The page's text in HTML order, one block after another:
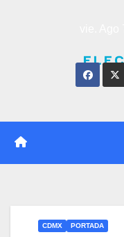
CDMX PORTADA